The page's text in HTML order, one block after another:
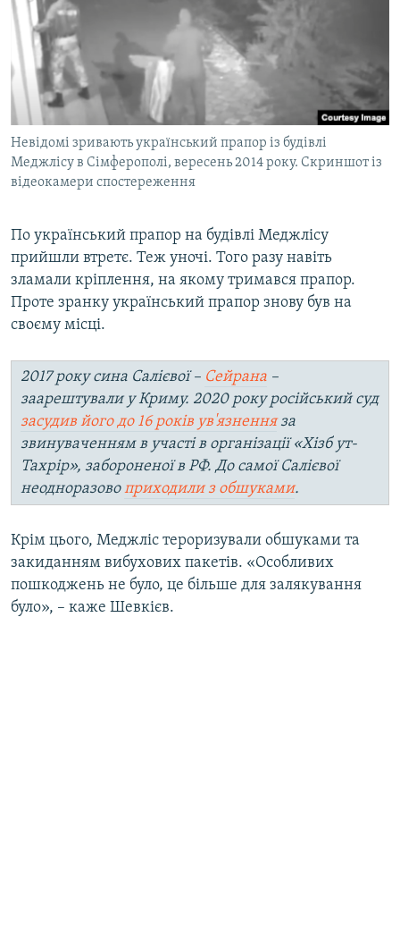
Невідомі зривають український прапор із будівлі
Меджлісу в Сімферополі, вересень 2014 року. Скриншот із
відеокамери спостереження
По український прапор на будівлі Меджлісу
прийшли втретє. Теж уночі. Того разу навіть
зламали кріплення, на якому тримався прапор.
Проте зранку український прапор знову був на
своєму місці.
2017 року сина Салієвої – Сейрана –
заарештували у Криму. 2020 року російський суд
засудив його до 16 років ув'язненняза
звинуваченням в участі в організації «Хізб ут-
Тахрір», забороненої в РФ. До самої Салієвої
неодноразовоприходили з обшуками.
Крім цього, Меджліс тероризували обшуками та
закиданням вибухових пакетів. «Особливих
пошкоджень не було, це більше для залякування
було», – каже Шевкієв.